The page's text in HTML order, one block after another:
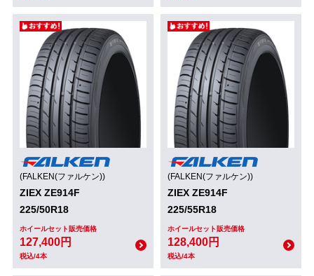
(FALKEN(ファルケン))
ZIEX ZE914F
225/50R18
ホイールセット販売価格
127,400円
税込/4本
(FALKEN(ファルケン))
ZIEX ZE914F
225/55R18
ホイールセット販売価格
128,400円
税込/4本